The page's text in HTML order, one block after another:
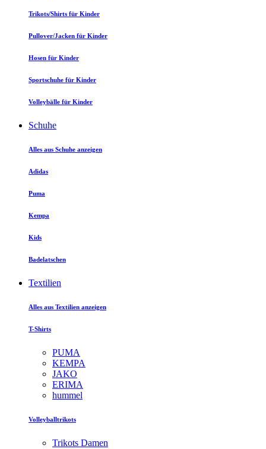
Trikots/Shirts für Kinder
Pullover/Jacken für Kinder
Hosen für Kinder
Sportschuhe für Kinder
Volleybälle für Kinder
Schuhe
Alles aus Schuhe anzeigen
Adidas
Puma
Kempa
Kids
Badelatschen
Textilien
Alles aus Textilien anzeigen
T-Shirts
PUMA
KEMPA
JAKO
ERIMA
hummel
Volleyballtrikots
Trikots Damen